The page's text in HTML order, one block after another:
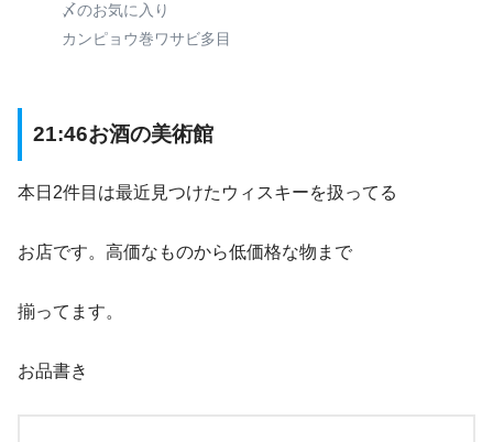
〆のお気に入り
カンピョウ巻ワサビ多目
21:46お酒の美術館
本日2件目は最近見つけたウィスキーを扱ってる
お店です。高価なものから低価格な物まで
揃ってます。
お品書き